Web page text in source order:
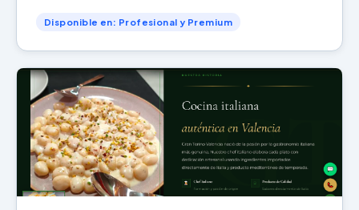
Disponible en: Profesional y Premium